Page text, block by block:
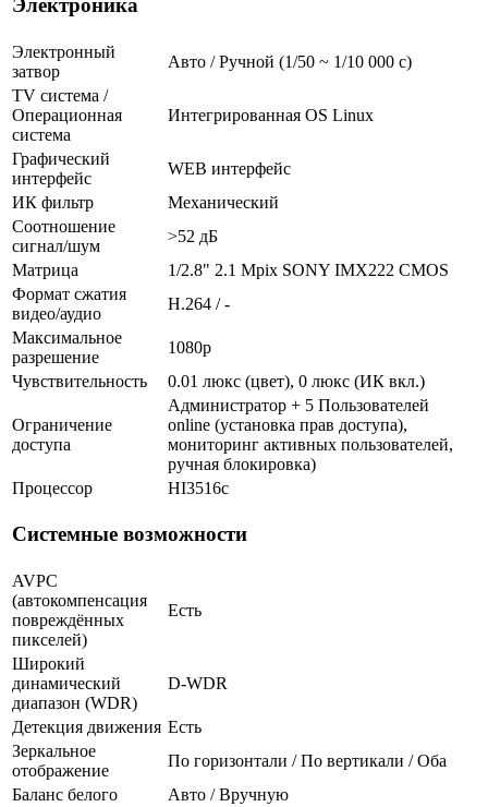
Электроника
Электронный
затвор
Авто / Ручной (1/50 ~ 1/10 000 с)
TV система /
Операционная
система
Интегрированная OS Linux
Графический
интерфейс
WEB интерфейс
ИК фильтр
Механический
Соотношение
сигнал/шум
>52 дБ
Матрица
1/2.8" 2.1 Mpix SONY IMX222 CMOS
Формат сжатия
видео/аудио
H.264 / -
Максимальное
разрешение
1080p
Чувствительность
0.01 люкс (цвет), 0 люкс (ИК вкл.)
Ограничение
доступа
Администратор + 5 Пользователей
online (установка прав доступа),
мониторинг активных пользователей,
ручная блокировка)
Процессор
HI3516c
Системные возможности
AVPC
(автокомпенсация
повреждённых
пикселей)
Есть
Широкий
динамический
диапазон (WDR)
D-WDR
Детекция движения Есть
Зеркальное
отображение
По горизонтали / По вертикали / Оба
Баланс белого
Авто / Вручную